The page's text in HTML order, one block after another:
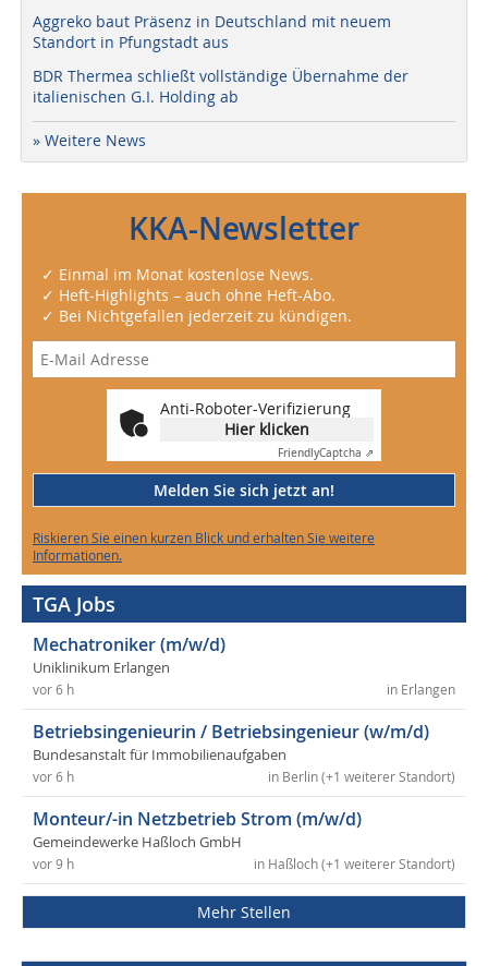
Aggreko baut Präsenz in Deutschland mit neuem
Standort in Pfungstadt aus
BDR Thermea schließt vollständige Übernahme der
italienischen G.I. Holding ab
» Weitere News
KKA-Newsletter
✓ Einmal im Monat kostenlose News.
✓ Heft-Highlights – auch ohne Heft-Abo.
✓ Bei Nichtgefallen jederzeit zu kündigen.
Anti-Roboter-Verifizierung
Hier klicken
FriendlyCaptcha ⇗
Melden Sie sich jetzt an!
Riskieren Sie einen kurzen Blick und erhalten Sie weitere
Informationen.
TGA Jobs
Mechatroniker (m/w/d)
Uniklinikum Erlangen
in Erlangen
vor 6 h
Betriebsingenieurin / Betriebsingenieur (w/m/d)
Bundesanstalt für Immobilienaufgaben
in Berlin (+1 weiterer Standort)
vor 6 h
Monteur/-in Netzbetrieb Strom (m/w/d)
Gemeindewerke Haßloch GmbH
in Haßloch (+1 weiterer Standort)
vor 9 h
Mehr Stellen